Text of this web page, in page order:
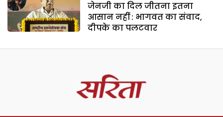
जेनजी का दिल जीतना इतना
आसान नहीं : भागवत का संवाद,
दीपके का पलटवार